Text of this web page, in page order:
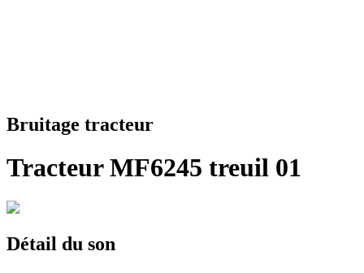
Bruitage tracteur
Tracteur MF6245 treuil 01
Détail du son